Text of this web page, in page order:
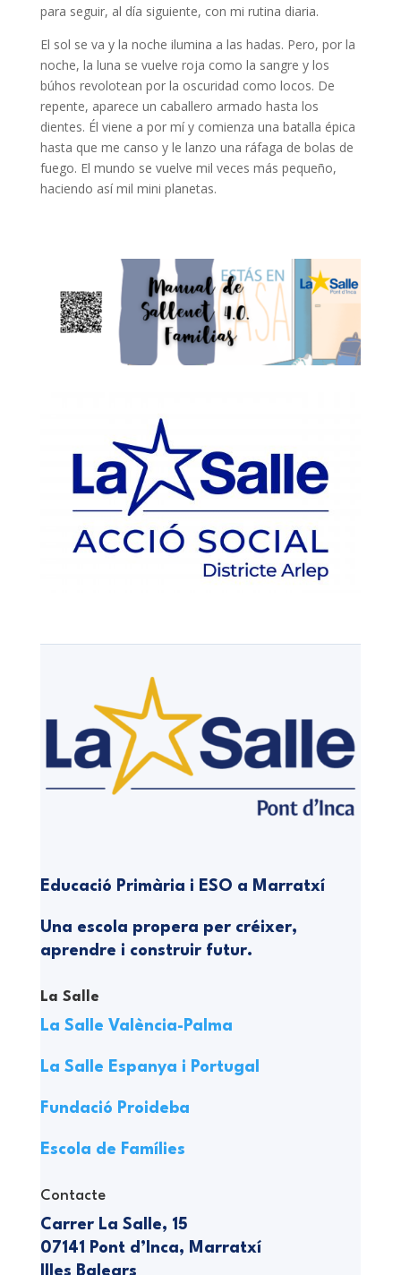
para seguir, al día siguiente, con mi rutina diaria.
El sol se va y la noche ilumina a las hadas. Pero, por la
noche, la luna se vuelve roja como la sangre y los
búhos revolotean por la oscuridad como locos. De
repente, aparece un caballero armado hasta los
dientes. Él viene a por mí y comienza una batalla épica
hasta que me canso y le lanzo una ráfaga de bolas de
fuego. El mundo se vuelve mil veces más pequeño,
haciendo así mil mini planetas.
Educació Primària i ESO a Marratxí
Una escola propera per créixer,
aprendre i construir futur.
La Salle
La Salle València-Palma
La Salle Espanya i Portugal
Fundació Proideba
Escola de Famílies
Contacte
Carrer La Salle, 15
07141 Pont d’Inca, Marratxí
Illes Balears